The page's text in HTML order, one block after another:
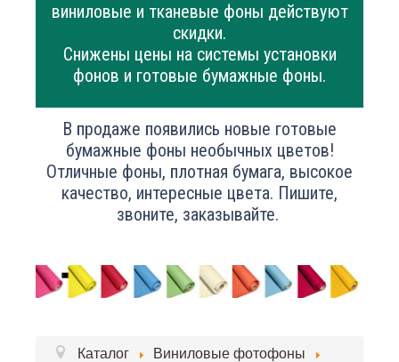
виниловые и тканевые фоны действуют
скидки.
Снижены цены на системы установки
фонов и готовые бумажные фоны.
В продаже появились новые готовые
бумажные фоны необычных цветов!
Отличные фоны, плотная бумага, высокое
качество, интересные цвета. Пишите,
звоните, заказывайте.
Каталог
Виниловые фотофоны